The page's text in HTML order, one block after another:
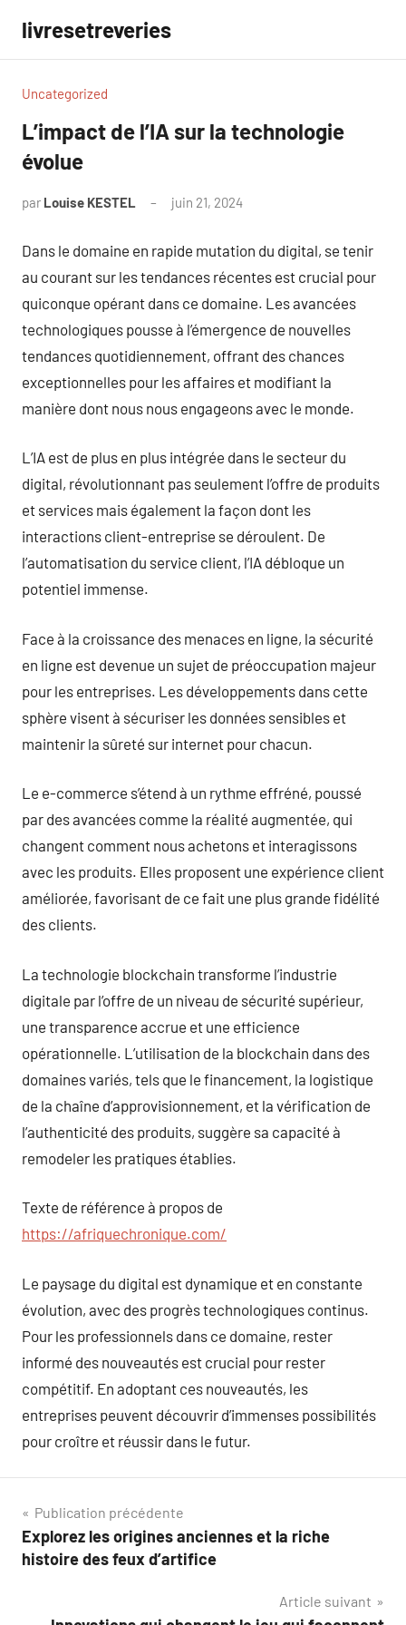
contenu
livresetreveries
Uncategorized
L’impact de l’IA sur la technologie
évolue
par Louise KESTEL juin 21, 2024
Dans le domaine en rapide mutation du digital, se tenir
au courant sur les tendances récentes est crucial pour
quiconque opérant dans ce domaine. Les avancées
technologiques pousse à l’émergence de nouvelles
tendances quotidiennement, offrant des chances
exceptionnelles pour les affaires et modifiant la
manière dont nous nous engageons avec le monde.
L’IA est de plus en plus intégrée dans le secteur du
digital, révolutionnant pas seulement l’offre de produits
et services mais également la façon dont les
interactions client-entreprise se déroulent. De
l’automatisation du service client, l’IA débloque un
potentiel immense.
Face à la croissance des menaces en ligne, la sécurité
en ligne est devenue un sujet de préoccupation majeur
pour les entreprises. Les développements dans cette
sphère visent à sécuriser les données sensibles et
maintenir la sûreté sur internet pour chacun.
Le e-commerce s’étend à un rythme effréné, poussé
par des avancées comme la réalité augmentée, qui
changent comment nous achetons et interagissons
avec les produits. Elles proposent une expérience client
améliorée, favorisant de ce fait une plus grande fidélité
des clients.
La technologie blockchain transforme l’industrie
digitale par l’offre de un niveau de sécurité supérieur,
une transparence accrue et une efficience
opérationnelle. L’utilisation de la blockchain dans des
domaines variés, tels que le financement, la logistique
de la chaîne d’approvisionnement, et la vérification de
l’authenticité des produits, suggère sa capacité à
remodeler les pratiques établies.
Texte de référence à propos de
https://afriquechronique.com/
Le paysage du digital est dynamique et en constante
évolution, avec des progrès technologiques continus.
Pour les professionnels dans ce domaine, rester
informé des nouveautés est crucial pour rester
compétitif. En adoptant ces nouveautés, les
entreprises peuvent découvrir d’immenses possibilités
pour croître et réussir dans le futur.
Navigation
de
Publication précédente
Explorez les origines anciennes et la riche
histoire des feux d’artifice
Article suivant